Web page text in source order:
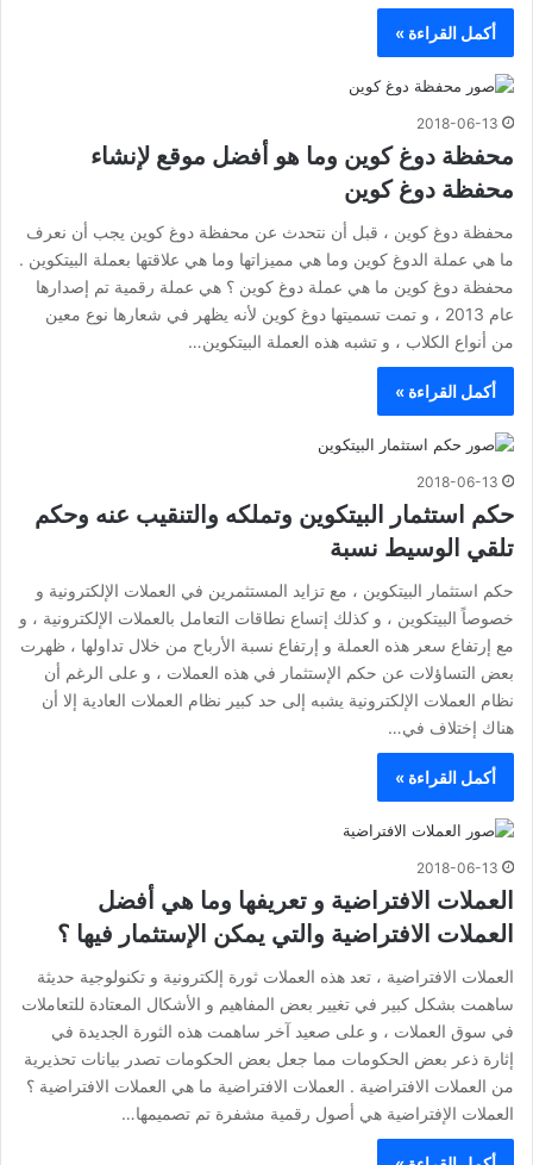
أكمل القراءة »
2018-06-13
محفظة دوغ كوين وما هو أفضل موقع لإنشاء
محفظة دوغ كوين
محفظة دوغ كوين ، قبل أن نتحدث عن محفظة دوغ كوين يجب أن نعرف
ما هي عملة الدوغ كوين وما هي مميزاتها وما هي علاقتها بعملة البيتكوين .
محفظة دوغ كوين ما هي عملة دوغ كوين ؟ هي عملة رقمية تم إصدارها
عام 2013 ، و تمت تسميتها دوغ كوين لأنه يظهر في شعارها نوع معين
من أنواع الكلاب ، و تشبه هذه العملة البيتكوين…
أكمل القراءة »
2018-06-13
حكم استثمار البيتكوين وتملكه والتنقيب عنه وحكم
تلقي الوسيط نسبة
حكم استثمار البيتكوين ، مع تزايد المستثمرين في العملات الإلكترونية و
خصوصاً البيتكوين ، و كذلك إتساع نطاقات التعامل بالعملات الإلكترونية ، و
مع إرتفاع سعر هذه العملة و إرتفاع نسبة الأرباح من خلال تداولها ، ظهرت
بعض التساؤلات عن حكم الإستثمار في هذه العملات ، و على الرغم أن
نظام العملات الإلكترونية يشبه إلى حد كبير نظام العملات العادية إلا أن
هناك إختلاف في…
أكمل القراءة »
2018-06-13
العملات الافتراضية و تعريفها وما هي أفضل
العملات الافتراضية والتي يمكن الإستثمار فيها ؟
العملات الافتراضية ، تعد هذه العملات ثورة إلكترونية و تكنولوجية حديثة
ساهمت بشكل كبير في تغيير بعض المفاهيم و الأشكال المعتادة للتعاملات
في سوق العملات ، و على صعيد آخر ساهمت هذه الثورة الجديدة في
إثارة ذعر بعض الحكومات مما جعل بعض الحكومات تصدر بيانات تحذيرية
من العملات الافتراضية . العملات الافتراضية ما هي العملات الافتراضية ؟
العملات الإفتراضية هي أصول رقمية مشفرة تم تصميمها…